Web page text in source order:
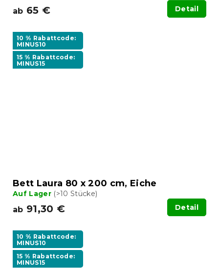
ab 65 € Detail
10 % Rabattcode:
MINUS10
15 % Rabattcode:
MINUS15
Bett Laura 80 x 200 cm, Eiche
Auf Lager (>10 Stücke)
ab 91,30 € Detail
10 % Rabattcode:
MINUS10
15 % Rabattcode:
MINUS15